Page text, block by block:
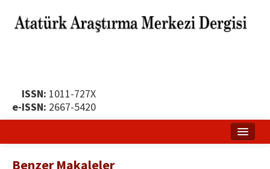
ISSN: 1011-727X
e-ISSN: 2667-5420
Benzer Makaleler